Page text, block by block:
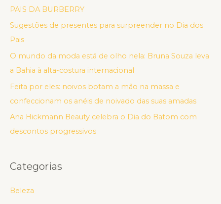
PAIS DA BURBERRY
Sugestões de presentes para surpreender no Dia dos
Pais
O mundo da moda está de olho nela: Bruna Souza leva
a Bahia à alta-costura internacional
Feita por eles: noivos botam a mão na massa e
confeccionam os anéis de noivado das suas amadas
Ana Hickmann Beauty celebra o Dia do Batom com
descontos progressivos
Categorias
Beleza